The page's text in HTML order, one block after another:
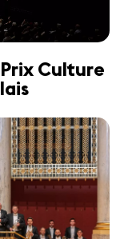
Culture